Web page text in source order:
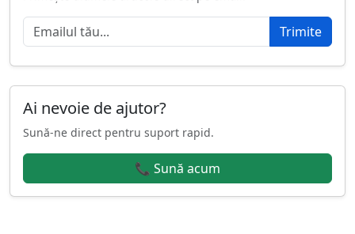
Trimite
Ai nevoie de ajutor?
Sună-ne direct pentru suport rapid.
📞 Sună acum